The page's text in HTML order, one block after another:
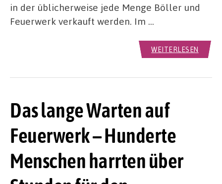
in der üblicherweise jede Menge Böller und
Feuerwerk verkauft werden. Im …
WEITERLESEN
Das lange Warten auf
Feuerwerk – Hunderte
Menschen harrten über